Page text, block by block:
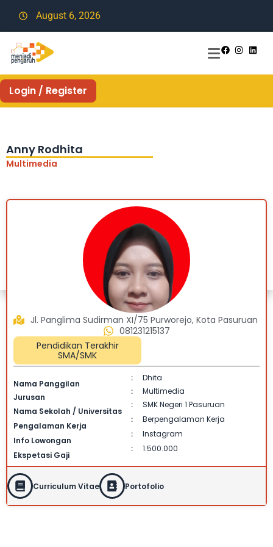
August 6, 2026
Login / Register
Anny Rodhita
Multimedia
Pendidikan Terakhir
SMA/SMK
081231215137
Jl. Panglima Sudirman XI/75 Purworejo, Kota Pasuruan
Nama Panggilan
:
Dhita
Jurusan
:
Multimedia
Nama Sekolah / Universitas
: SMK Negeri 1 Pasuruan
Pengalaman Kerja
: Berpengalaman Kerja
Info Lowongan
: Instagram
Ekspetasi Gaji
: 1.500.000
Curriculum Vitae Portofolio